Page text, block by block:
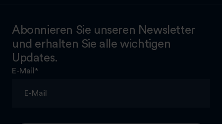
Abonnieren Sie unseren Newsletter
und erhalten Sie alle wichtigen
Updates.
E-Mail *